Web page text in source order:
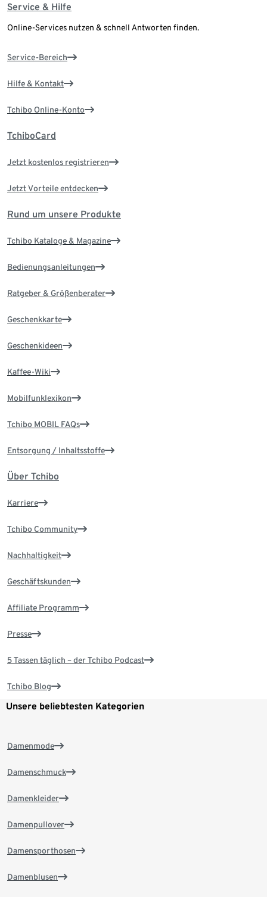
Service & Hilfe
Online-Services nutzen & schnell Antworten finden.
Service-Bereich
Hilfe & Kontakt
Tchibo Online-Konto
TchiboCard
Jetzt kostenlos registrieren
Jetzt Vorteile entdecken
Rund um unsere Produkte
Tchibo Kataloge & Magazine
Bedienungsanleitungen
Ratgeber & Größenberater
Geschenkkarte
Geschenkideen
Kaffee-Wiki
Mobilfunklexikon
Tchibo MOBIL FAQs
Entsorgung / Inhaltsstoffe
Über Tchibo
Karriere
Tchibo Community
Nachhaltigkeit
Geschäftskunden
Affiliate Programm
Presse
5 Tassen täglich – der Tchibo Podcast
Tchibo Blog
Unsere beliebtesten Kategorien
Damenmode
Damenschmuck
Damenkleider
Damenpullover
Damensporthosen
Damenblusen